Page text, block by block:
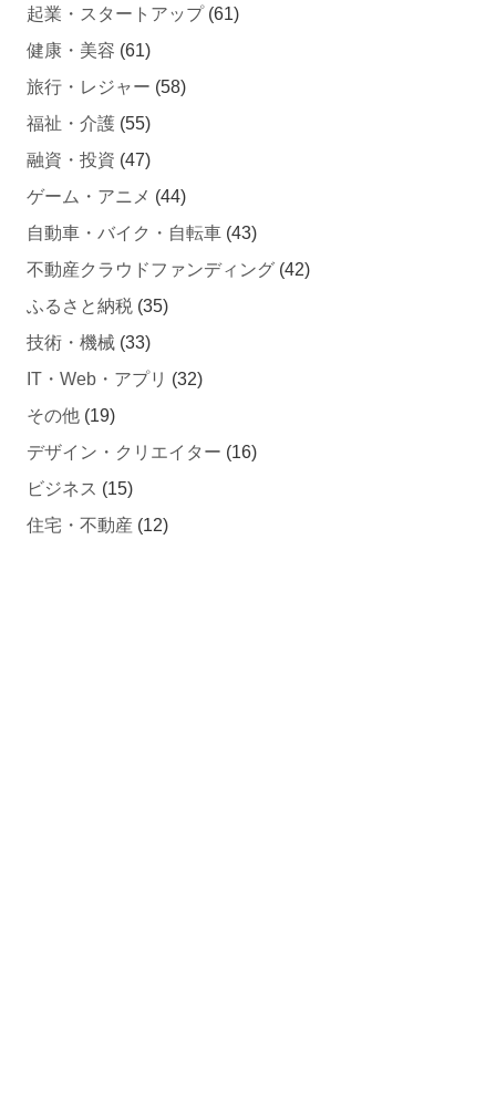
起業・スタートアップ(61)
健康・美容 (61)
旅行・レジャー (58)
福祉・介護 (55)
融資・投資 (47)
ゲーム・アニメ (44)
自動車・バイク・自転車 (43)
不動産クラウドファンディング (42)
ふるさと納税 (35)
技術・機械 (33)
IT・Web・アプリ (32)
その他 (19)
デザイン・クリエイター (16)
ビジネス (15)
住宅・不動産 (12)